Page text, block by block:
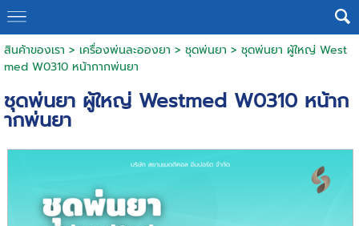
สินค้าของเรา > เครื่องพ่นละอองยา > ชุดพ่นยา > ชุดพ่นยา ผู้ใหญ่ West
med W0310 หน้ากากพ่นยา
ชุดพ่นยา ผู้ใหญ่ Westmed W0310 หน้าก
ากพ่นยา